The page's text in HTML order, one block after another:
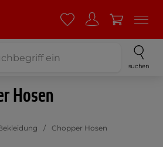
suchen
Hosen
Chopper Hosen